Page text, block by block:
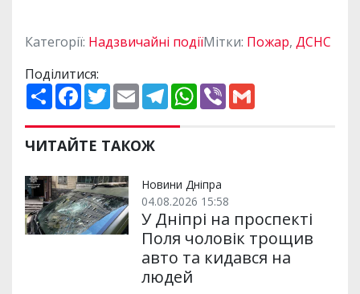
Категорії: Надзвичайні подіїМітки: Пожар, ДСНС
Поділитися:
П
о
и
р
и
и
F
a
e
b
o
k
T
w
t
t
e
E
m
i
l
T
e
e
m
W
h
p
V
ЧИТАЙТЕ ТАКОЖ
Новини Дніпра
04.08.2026 15:58
У Дніпрі на проспекті
Поля чоловік трощив
авто та кидався на
людей